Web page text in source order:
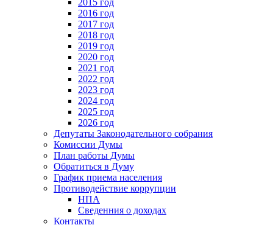
2015 год
2016 год
2017 год
2018 год
2019 год
2020 год
2021 год
2022 год
2023 год
2024 год
2025 год
2026 год
Депутаты Законодательного собрания
Комиссии Думы
План работы Думы
Обратиться в Думу
График приема населения
Противодействие коррупции
НПА
Сведенния о доходах
Контакты